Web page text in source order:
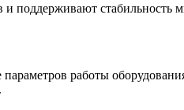
поддерживают стабильность
работы